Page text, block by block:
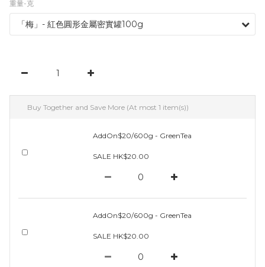
重量-克
Buy Together and Save More (At most 1 item(s))
AddOn$20/600g - GreenTea
SALE HK$20.00
AddOn$20/600g - GreenTea
SALE HK$20.00